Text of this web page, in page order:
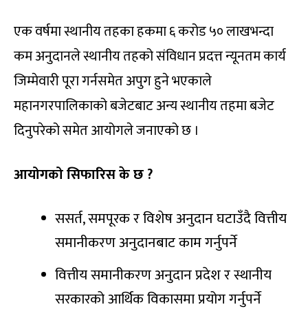
एक वर्षमा स्थानीय तहका हकमा ६ करोड ५० लाखभन्दा
कम अनुदानले स्थानीय तहको संविधान प्रदत्त न्यूनतम कार्य
जिम्मेवारी पूरा गर्नसमेत अपुग हुने भएकाले
महानगरपालिकाको बजेटबाट अन्य स्थानीय तहमा बजेट
दिनुपरेको समेत आयोगले जनाएको छ ।
आयोगको सिफारिस के छ ?
ससर्त, समपूरक र विशेष अनुदान घटाउँदै वित्तीय
समानीकरण अनुदानबाट काम गर्नुपर्ने
वित्तीय समानीकरण अनुदान प्रदेश र स्थानीय
सरकारको आर्थिक विकासमा प्रयोग गर्नुपर्ने